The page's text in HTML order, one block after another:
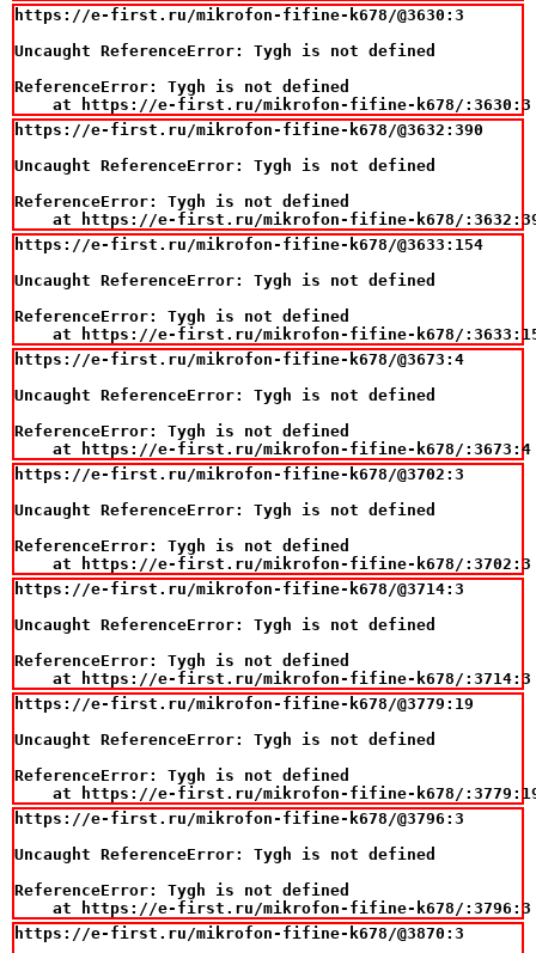
https://e-first.ru/mikrofon-fifine-k678/@3630:3
Uncaught ReferenceError: Tygh is not defined
ReferenceError: Tygh is not defined
    at https://e-first.ru/mikrofon-fifine-k678/:3630:3
https://e-first.ru/mikrofon-fifine-k678/@3632:390
Uncaught ReferenceError: Tygh is not defined
ReferenceError: Tygh is not defined
at https://e-first.ru/mikrofon-fifine-k678/
https://e-first.ru/mikrofon-fifine-k678/@3633:154
Uncaught ReferenceError: Tygh is not defined
ReferenceError: Tygh is not defined
at https://e-first.ru/mikrofon-fifine-k678/
https://e-first.ru/mikrofon-fifine-k678/@3673:4
Uncaught ReferenceError: Tygh is not defined
ReferenceError: Tygh is not defined
    at https://e-first.ru/mikrofon-fifine-k678/:3673:4
https://e-first.ru/mikrofon-fifine-k678/@3702:3
Uncaught ReferenceError: Tygh is not defined
ReferenceError: Tygh is not defined
    at https://e-first.ru/mikrofon-fifine-k678/:3702:3
https://e-first.ru/mikrofon-fifine-k678/@3714:3
Uncaught ReferenceError: Tygh is not defined
ReferenceError: Tygh is not defined
    at https://e-first.ru/mikrofon-fifine-k678/:3714:3
https://e-first.ru/mikrofon-fifine-k678/@3779:19
Uncaught ReferenceError: Tygh is not defined
ReferenceError: Tygh is not defined
at https://e-first.ru/mikrofon-fifine-k678/
https://e-first.ru/mikrofon-fifine-k678/@3796:3
Uncaught ReferenceError: Tygh is not defined
ReferenceError: Tygh is not defined
    at https://e-first.ru/mikrofon-fifine-k678/:3796:3
https://e-first.ru/mikrofon-fifine-k678/@3870:3